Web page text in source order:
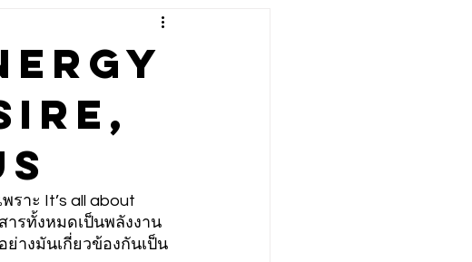
ราะ It’s all about
ารทั้งหมดเป็นพลังงาน
างมันเกี่ยวข้องกันเป็น